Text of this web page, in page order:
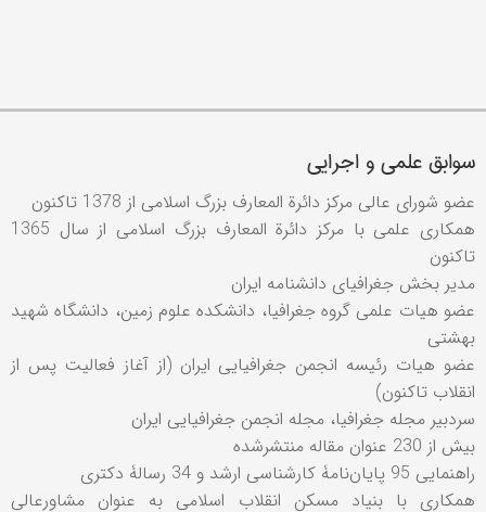
سوابق علمی و اجرایی
عضو شورای عالی مرکز دائرة المعارف بزرگ اسلامی از 1378 تاکنون
همكاری علمی با مركز دائرة المعارف بزرگ اسلامی از سال 1365
تاکنون
مدیر بخش جغرافیای دانشنامه ایران
عضو هيات علمی گروه جغرافيا، دانشكده علوم زمين، دانشگاه شهيد
بهشتی
عضو هيات رئيسه انجمن جغرافيايی ايران (از آغاز فعاليت پس از
انقلاب تاكنون)
سردبیر مجله جغرافیا، مجله انجمن جغرافیایی ایران
بیش از 230 عنوان مقاله منتشرشده
راهنمایی 95 پایان‌نامۀ کارشناسی ارشد و 34 رسالۀ دکتری
همكاری با بنیاد مسكن انقلاب اسلامی به عنوان مشاورعالی